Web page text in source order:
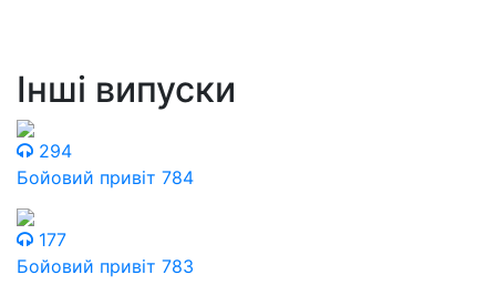
Інші випуски
294
Бойовий привіт 784
177
Бойовий привіт 783